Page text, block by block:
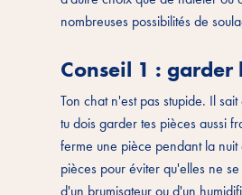
nombreuses possibilités de
Conseil 1 :
Ton chat n'est pas stupide. Il
tu dois garder tes pièces aussi
ferme une pièce pendant la
pièces pour éviter qu'elles ne
d'un brumisateur ou d'un